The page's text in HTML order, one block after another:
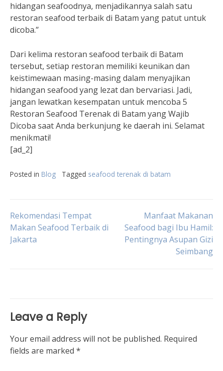
hidangan seafoodnya, menjadikannya salah satu
restoran seafood terbaik di Batam yang patut untuk
dicoba.”
Dari kelima restoran seafood terbaik di Batam
tersebut, setiap restoran memiliki keunikan dan
keistimewaan masing-masing dalam menyajikan
hidangan seafood yang lezat dan bervariasi. Jadi,
jangan lewatkan kesempatan untuk mencoba 5
Restoran Seafood Terenak di Batam yang Wajib
Dicoba saat Anda berkunjung ke daerah ini. Selamat
menikmati!
[ad_2]
Posted in Blog Tagged seafood terenak di batam
Post
navigation
Rekomendasi Tempat
Makan Seafood Terbaik di
Jakarta
Manfaat Makanan
Seafood bagi Ibu Hamil:
Pentingnya Asupan Gizi
Seimbang
Leave a Reply
Your email address will not be published. Required
fields are marked *